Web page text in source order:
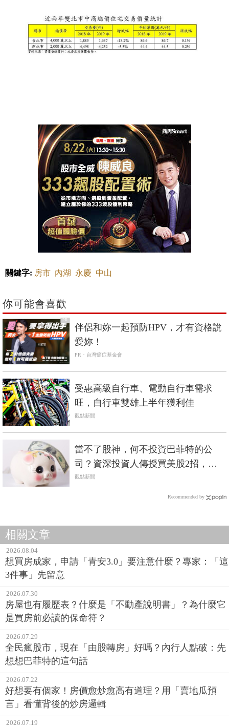
關鍵字: 房市 內湖 永慶 中山
你可能會喜歡
PR
伴侶和妳一起預防HPV，才有資格說
愛妳！
PR・台灣癌症基金會
受惠高級自行車、電動自行車需求
旺，自行車雙雄上半年獲利佳
觀點新聞
當不了股神，何不投資巴菲特的公
司？資深投資人傳授買美股2招，輕
鬆入主當股東
觀點新聞
Recommended by
相關文章
2026.08.04
想買房成家，申請「青安3.0」要注意什麼？專家：「這
3件事」先留意
2026.07.30
房屋也有履歷表？什麼是「不動產說明書」？為什麼它
是買房前必讀的保命符？
2026.07.29
全民瘋股市，現在「由股轉房」好嗎？內行人點破：先
想想巴菲特的這句話
2026.07.22
好想要有個家！房價愈炒愈高有道理？用「賣地瓜預
言」看懂背後的炒房邏輯
2026.07.19